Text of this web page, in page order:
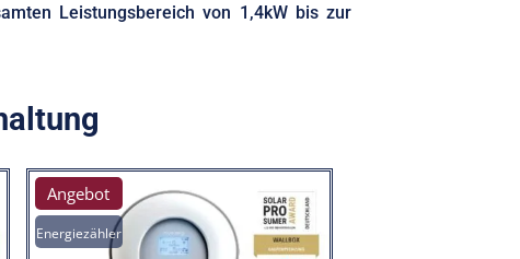
Leistungsbereich von 1,4kW bis zur
Angebot
Energiezähler